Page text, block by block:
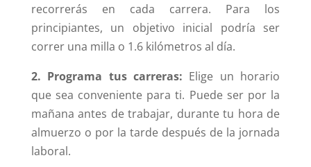
recorrerás en cada carrera. Para los
principiantes, un objetivo inicial podría ser
correr una milla o 1.6 kilómetros al día.
2. Programa tus carreras: Elige un horario
que sea conveniente para ti. Puede ser por la
mañana antes de trabajar, durante tu hora de
almuerzo o por la tarde después de la jornada
laboral.